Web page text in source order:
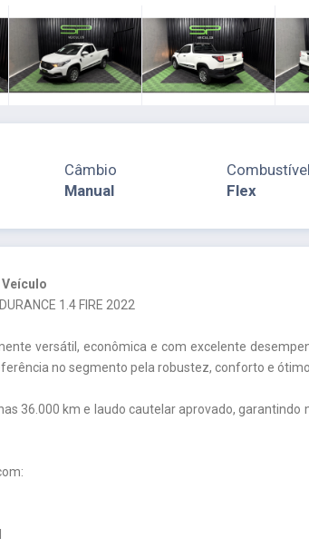
Câmbio
Manual
Combustível
Flex
1.4 FIRE 2022
versátil, econômica e com excelente
no segmento pela robustez, conforto e
36.000 km e laudo cautelar aprovado, garantindo